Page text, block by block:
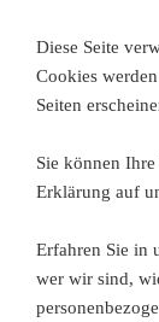
Diese Seite
Cookies
Seiten
Sie können
Erklärung auf
Erfahren Sie in
wer wir sind,